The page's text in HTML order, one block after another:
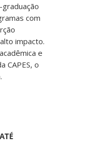
com
impacto.
e
CAPES, o